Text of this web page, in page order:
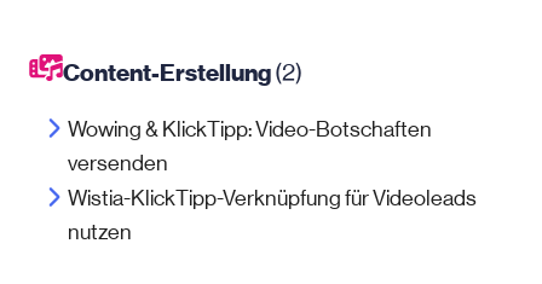
Content-Erstellung(2)
Wowing & KlickTipp: Video-Botschaften
versenden
Wistia-KlickTipp-Verknüpfung für Videoleads
nutzen